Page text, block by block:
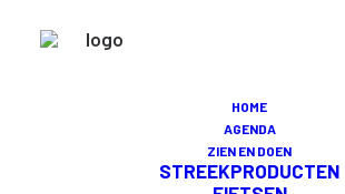
HOME
AGENDA
ZIEN EN DOEN
STREEKPRODUCTEN
Midden-Delfland kan je niet